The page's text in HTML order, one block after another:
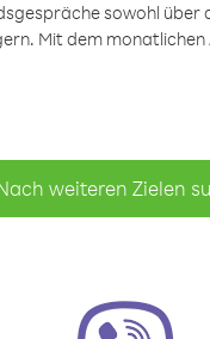
sowohl
Mit dem
weiteren Zielen